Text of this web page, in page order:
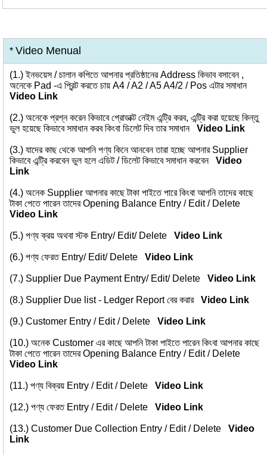
* Video Menual
(1.)ইনভয়েস / চালান কপিতে আপনার প্রতিষ্ঠানের Address কিভাব বসাবেন ,
অনেকে Pad -এ প্রিন্ট করতে চায় A4 / A2 / A5 A4/2 / Pos এটার সমাধান
Video Link
(2.) অনেকে প্রশ্ন করেন কিভাবে প্রোডাক্ট নেইম এন্ট্রি করব, এন্ট্রি করা হয়েছে কিন্তু
ভুল হয়েছে কিভাবে সমাধান করব কিংবা ডিলেট দিব তার সমাধান Video Link
(3.) যাদের কাছ থেকে আপনি পণ্য কিনে আনবেন তারা হচ্ছে আপনার Supplier
কিভাবে এন্ট্রি করবেন ভুল হলে এডিট / ডিলেট কিভাবে সমাধান করবেন Video
Link
(4.) অনেক Supplier আপনার কাছে টাকা পাইতে পারে কিংবা আপনি তাদের কাছে
টাকা পেতে পারেন তাদের Opening Balance Entry / Edit / Delete
Video Link
(5.) পণ্য ক্রয় অথবা স্টক Entry/ Edit/ Delete Video Link
(6.) পণ্য ফেরত Entry/ Edit/ Delete Video Link
(7.) Supplier Due Payment Entry/ Edit/ Delete Video Link
(8.) Supplier Due list - Ledger Report বের করার Video Link
(9.) Customer Entry / Edit / Delete Video Link
(10.) অনেক Customer এর কাছে আপনি টাকা পাইতে পারেন কিংবা আপনার কাছে
টাকা পেতে পারেন তাদের Opening Balance Entry / Edit / Delete
Video Link
(11.) পণ্য বিক্রয় Entry / Edit / Delete Video Link
(12.) পণ্য ফেরত Entry / Edit / Delete Video Link
(13.) Customer Due Collection Entry / Edit / Delete Video
Link